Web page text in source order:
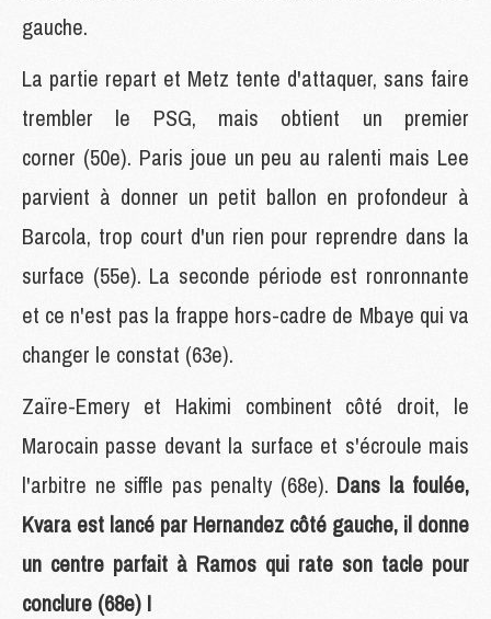
gauche.
La partie repart et Metz tente d'attaquer, sans faire
trembler le PSG, mais obtient un premier
corner (50e). Paris joue un peu au ralenti mais Lee
parvient à donner un petit ballon en profondeur à
Barcola, trop court d'un rien pour reprendre dans la
surface (55e). La seconde période est ronronnante
et ce n'est pas la frappe hors-cadre de Mbaye qui va
changer le constat (63e).
Zaïre-Emery et Hakimi combinent côté droit, le
Marocain passe devant la surface et s'écroule mais
l'arbitre ne siffle pas penalty (68e). Dans la foulée,
Kvara est lancé par Hernandez côté gauche, il donne
un centre parfait à Ramos qui rate son tacle pour
conclure (68e) !